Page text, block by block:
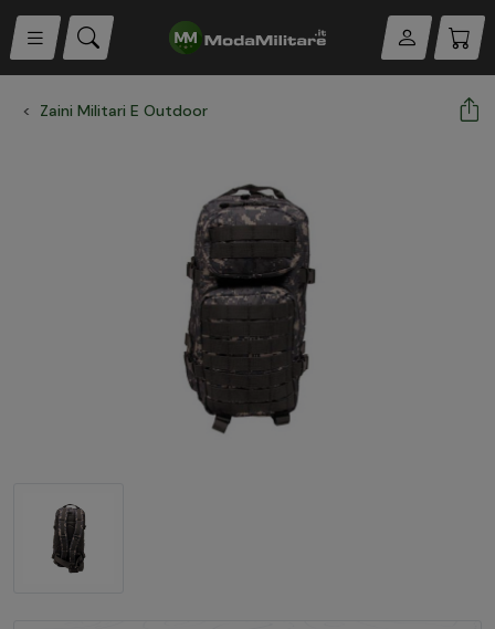
Zaini Militari E Outdoor